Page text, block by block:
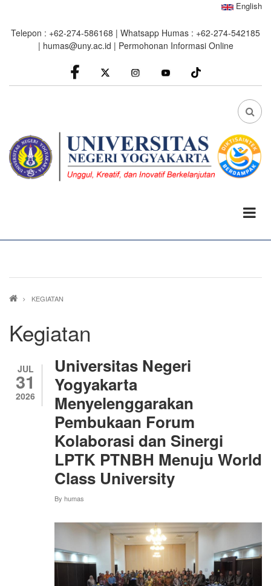
main
English
Telepon : +62-274-586168 | Whatsapp Humas : +62-274-542185
| humas@uny.ac.id | Permohonan Informasi Online
facebook
Instagram youtube
FA
Breadcrumb
KEGIATAN
Kegiatan
JUL
31
2026
Universitas Negeri
Yogyakarta
Menyelenggarakan
Pembukaan Forum
Kolaborasi dan Sinergi
LPTK PTNBH Menuju World
Class University
By humas